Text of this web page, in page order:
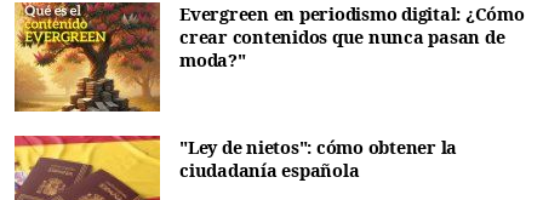
Evergreen en periodismo digital: ¿Cómo
crear contenidos que nunca pasan de
moda?"
"Ley de nietos": cómo obtener la
ciudadanía española